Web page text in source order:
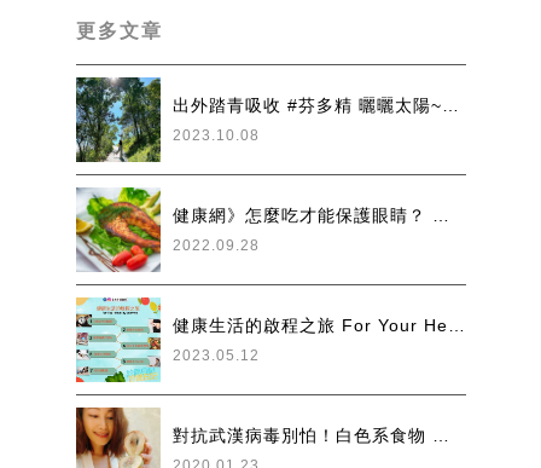
更多文章
2023.10.08
2022.09.28
2023.05.12